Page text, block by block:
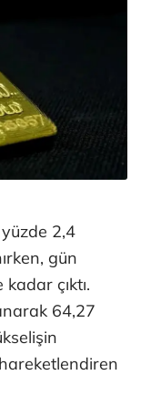
2,4
gün
çıktı.
64,27